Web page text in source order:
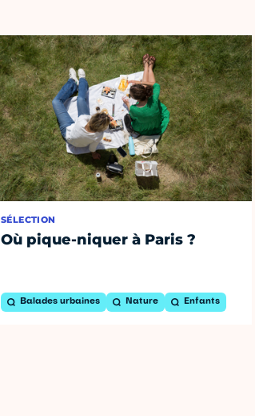
SÉLECTION
Où pique-niquer à Paris ?
Balades urbaines Nature Enfants